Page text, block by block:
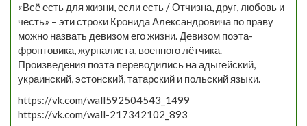
«Всё есть для жизни, если есть / Отчизна, друг, любовь и
честь» – эти строки Кронида Александровича по праву
можно назвать девизом его жизни. Девизом поэта-
фронтовика, журналиста, военного лётчика.
Произведения поэта переводились на адыгейский,
украинский, эстонский, татарский и польский языки.
https://vk.com/wall592504543_1499
https://vk.com/wall-217342102_893